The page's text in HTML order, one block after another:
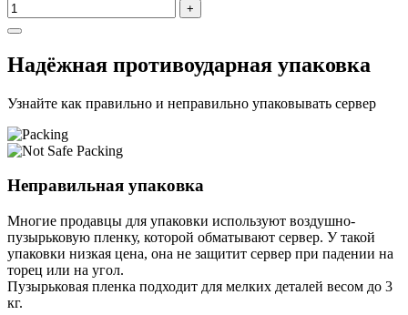
+
Надёжная противоударная упаковка
Узнайте как правильно и неправильно упаковывать сервер
Неправильная упаковка
Многие продавцы для упаковки используют воздушно-
пузырьковую пленку, которой обматывают сервер. У такой
упаковки низкая цена, она не защитит сервер при падении на
торец или на угол.
Пузырьковая пленка подходит для мелких деталей весом до 3
кг.